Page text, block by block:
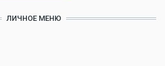
ЛИЧНОЕ МЕНЮ